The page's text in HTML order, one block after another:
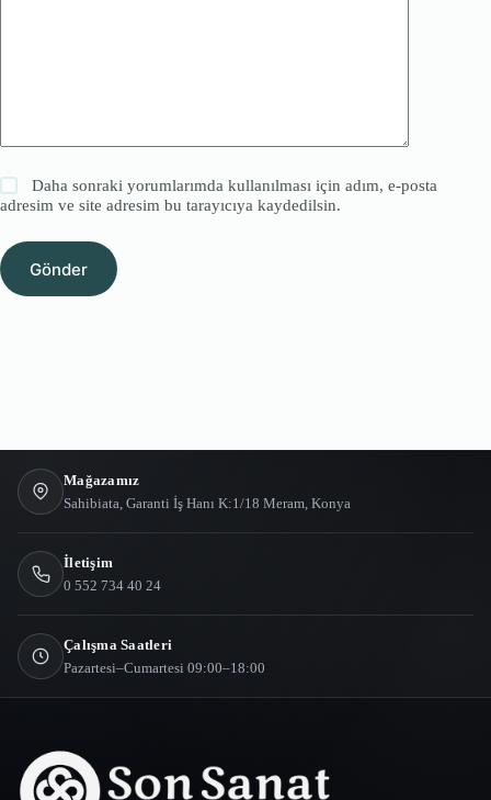
Daha sonraki yorumlarımda kullanılması için adım, e-posta
adresim ve site adresim bu tarayıcıya kaydedilsin.
Gönder
Mağazamız
Sahibiata, Garanti İş Hanı K:1/18 Meram, Konya
İletişim
0 552 734 40 24
Çalışma Saatleri
Pazartesi–Cumartesi 09:00–18:00